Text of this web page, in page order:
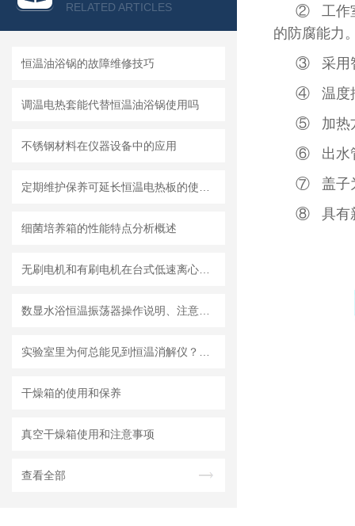
RELATED ARTICLES
恒温油浴锅的故障维修技巧
调温电热套能代替恒温油浴锅使用吗
不锈钢材料在仪器设备中的应用
细菌培养箱的性能特点分析概述
干燥箱的使用和保养
真空干燥箱使用和注意事项
查看全部
② 工作
的防腐能力
③ 采用
④ 温度
⑤ 加热
⑥ 出水
⑦ 盖子
⑧ 具有